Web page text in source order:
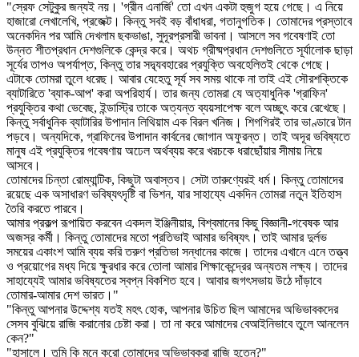
"স্রেফ সেটুকুর জন্যই নয়। 'গ্রীন এনার্জি' তো এখন একটা হুজুগ হয়ে গেছে। এ নিয়ে
হাজারো লেখালেখি, প্রজেক্ট। কিন্তু সবই বড় বাঁধাধরা, গতানুগতিক। তোমাদের প্রস্তাবে
অনেকদিন পর আমি দেখলাম ছকভাঙা, সুদূরপ্রসারী ভাবনা। আসলে সব গবেষণাই তো
উন্নত শীতপ্রধান দেশগুলিকে কেন্দ্র করে। অথচ গ্রীষ্মপ্রধান দেশগুলিতে সূর্যালোক ছাড়া
সূর্যের তাপও অপর্যাপ্ত, কিন্তু তার সদ্ব্যবহারের প্রযুক্তি অবহেলিতই থেকে গেছে।
এটাকে তোমরা তুলে ধরেছ। আবার যেহেতু সূর্য সব সময় থাকে না তাই এই সৌরশক্তিকে
ব্যাটারিতে 'ব্যাক-আপ' করা অপরিহার্য। তার জন্য তোমরা যে অত্যাধুনিক 'গ্রাফিন'
প্রযুক্তির কথা ভেবেছ, ইন্ডাস্ট্রি তাকে অত্যন্ত ব্যয়সাপেক্ষ বলে অচ্ছুৎ করে রেখেছে।
কিন্তু সর্বাধুনিক ব্যাটারির উপাদান লিথিয়াম এক বিরল খনিজ। শিগগিরই তার ভাণ্ডারে টান
পড়বে। অন্যদিকে, গ্রাফিনের উপাদান কার্বনের জোগান অফুরন্ত। তাই অদূর ভবিষ্যতে
মানুষ এই প্রযুক্তির গবেষণায় অঢেল অর্থব্যয় করে খরচকে ধরাছোঁয়ার সীমায় নিয়ে
আসবে।
তোমাদের চিন্তা রোম্যান্টিক, কিছুটা অবাস্তব। সেটা তারুণ্যেরই ধর্ম। কিন্তু তোমাদের
রয়েছে এক অসাধারণ ভবিষ্যৎদৃষ্টি বা ভিশন, যার সাহায্যে একদিন তোমরা নতুন ইতিহাস
তৈরি করতে পারবে।
আমার প্রকল্প রূপায়িত করবেন একদল ইঞ্জিনীয়ার, বিশ্বমানের কিছু বিজ্ঞানী-গবেষক আর
অজস্র কর্মী। কিন্তু তোমাদের মতো প্রতিভাই আমার ভবিষ্যৎ। তাই আমার দুর্লভ
সময়ের একাংশ আমি ব্যয় করি তরুণ প্রতিভা সন্ধানের কাজে। তাদের এখানে এনে তত্ত্ব
ও প্রয়োগের মধ্য দিয়ে ক্ষুরধার করে তোলা আমার শিক্ষাকেন্দ্রের অন্যতম লক্ষ্য। তাদের
সাহায্যেই আমার ভবিষ্যতের স্বপ্ন বিকশিত হবে। আবার জগৎসভায় উঠে দাঁড়াবে
তোমার-আমার দেশ ভারত।"
"কিন্তু আপনার উদ্দেশ্য যতই মহৎ হোক, আপনার উচিত ছিল আমাদের অভিভাবকদের
সেসব বুঝিয়ে রাজি করানোর চেষ্টা করা। তা না করে আমাদের বেআইনিভাবে তুলে আনলেন
কেন?"
"হাসালে। তুমি কি মনে করো তোমাদের অভিভাবকরা রাজি হতেন?"